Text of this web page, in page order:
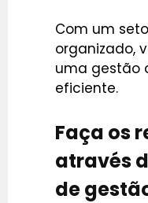
Com um
organizado,
uma gestão
eficiente.
Faça os
através
de